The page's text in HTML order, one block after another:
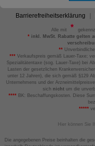
Barrierefreiheitserklärung
Alle mit
*inkl. MwSt. Rabatte gelten
**
*** Verkaufspreis gemäß Lauer-Taxe;
Spezialitätentaxe (sog. Lauer-Taxe) bei
Lasten der gesetzlichen
unter 12 Jahren), die sich gemäß §129
Unternehmens und der
sich nicht um die
****BK: Beschaffungskosten. Diese
*****
Hier können Sie
Die angegebenen Preise beinhalten die